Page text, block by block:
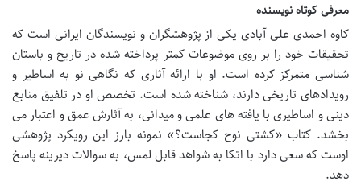
معرفی کوتاه نویسنده
کاوه احمدی علی آبادی یکی از پژوهشگران و نویسندگان ایرانی است که
تحقیقات خود را بر روی موضوعات کمتر پرداخته شده در تاریخ و باستان
شناسی متمرکز کرده است. او با ارائه آثاری که نگاهی نو به اساطیر و
رویدادهای تاریخی دارند، شناخته شده است. تخصص او در تلفیق منابع
دینی و اساطیری با یافته های علمی و میدانی، به آثارش عمق و اعتبار می
بخشد. کتاب «کشتی نوح کجاست؟» نمونه بارز این رویکرد پژوهشی
اوست که سعی دارد با اتکا به شواهد قابل لمس، به سوالات دیرینه پاسخ
دهد.